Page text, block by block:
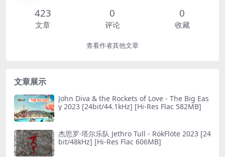
423
文章
0
评论
0
收藏
查看作者其他文章
文章展示
John Diva & the Rockets of Love - The Big Eas
y 2023 [24bit/44.1kHz] [Hi-Res Flac 582MB]
杰思罗·塔尔乐队 Jethro Tull - RökFlöte 2023 [24
bit/48kHz] [Hi-Res Flac 606MB]